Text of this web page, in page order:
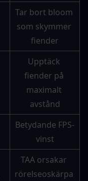
Tar bort bloom
som skymmer
fiender
Upptäck
fiender på
maximalt
avstånd
Betydande FPS-
vinst
TAA orsakar
rörelseoskärpa